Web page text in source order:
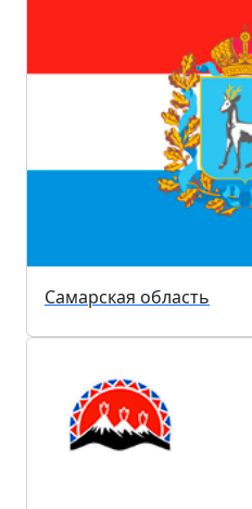
Самарская область